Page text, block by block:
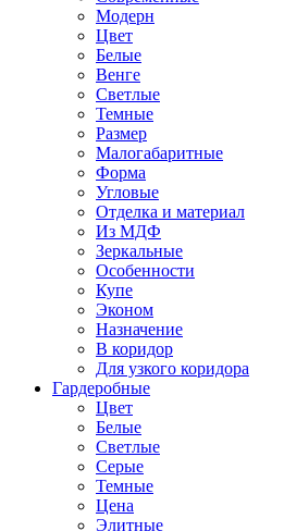
Модерн
Цвет
Белые
Венге
Светлые
Темные
Размер
Малогабаритные
Форма
Угловые
Отделка и материал
Из МДФ
Зеркальные
Особенности
Купе
Эконом
Назначение
В коридор
Для узкого коридора
Гардеробные
Цвет
Белые
Светлые
Серые
Темные
Цена
Элитные